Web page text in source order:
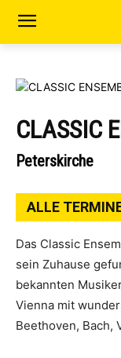
CLASSIC
Peterskirche
ALLE
Das Classic
sein Zuhause
bekannten
Vienna mit
Beethoven, Bach,